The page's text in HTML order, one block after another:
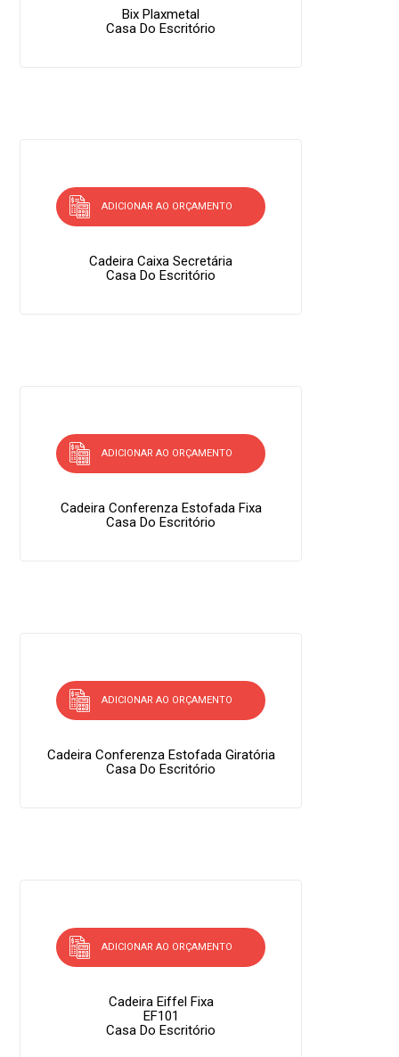
Bix Plaxmetal
Casa Do Escritório
ADICIONAR AO ORÇAMENTO
Cadeira Caixa Secretária
Casa Do Escritório
ADICIONAR AO ORÇAMENTO
Cadeira Conferenza Estofada Fixa
Casa Do Escritório
ADICIONAR AO ORÇAMENTO
Cadeira Conferenza Estofada Giratória
Casa Do Escritório
ADICIONAR AO ORÇAMENTO
Cadeira Eiffel Fixa
EF101
Casa Do Escritório